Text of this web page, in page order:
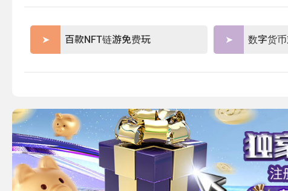
百款NFT链游免费玩 数字货